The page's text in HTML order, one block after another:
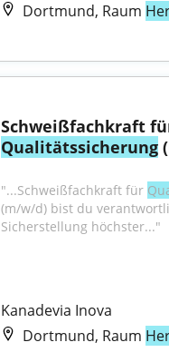
Dortmund, Raum
Qualitätssicherung
"...Schweißfachkraft für
(m/w/d) bist du
Sicherstellung höchster..."
Kanadevia Inova
Dortmund, Raum